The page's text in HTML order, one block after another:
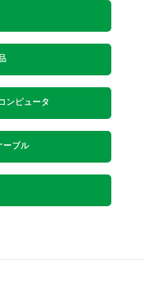
ンピュータ
ーブル